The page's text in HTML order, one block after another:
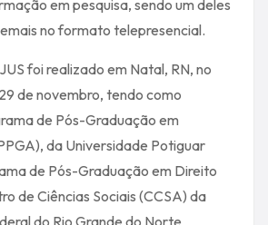
em pesquisa, sendo um deles
no formato telepresencial.
foi realizado em Natal, RN, no
de novembro, tendo como
de Pós-Graduação em
da Universidade Potiguar
de Pós-Graduação em Direito
de Ciências Sociais (CCSA) da
do Rio Grande do Norte